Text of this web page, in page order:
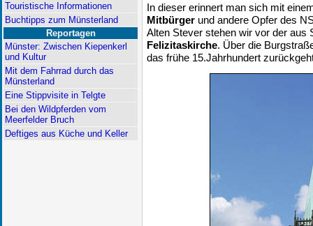
Touristische Informationen
Buchtipps zum Münsterland
Reportagen
Münster: Zwischen Kiepenkerl
und Kultur
Mit dem Fahrrad durch das
Münsterland
Eine Stippvisite in Telgte
Bei den Wildpferden vom
Meerfelder Bruch
Deftiges aus Küche und Keller
In dieser erinnert man sich mit
Mitbürger und andere Opfer des
Alten Stever stehen wir vor der
Felizitaskirche. Über die
das frühe 15.Jahrhundert